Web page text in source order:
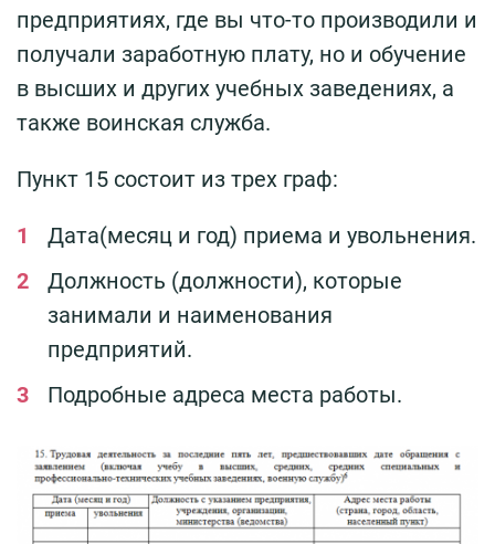
предприятиях, где вы что-то производили и
получали заработную плату, но и обучение
в высших и других учебных заведениях, а
также воинская служба.
Пункт 15 состоит из трех граф:
Дата(месяц и год) приема и увольнения.
Должность (должности), которые
занимали и наименования
предприятий.
Подробные адреса места работы.